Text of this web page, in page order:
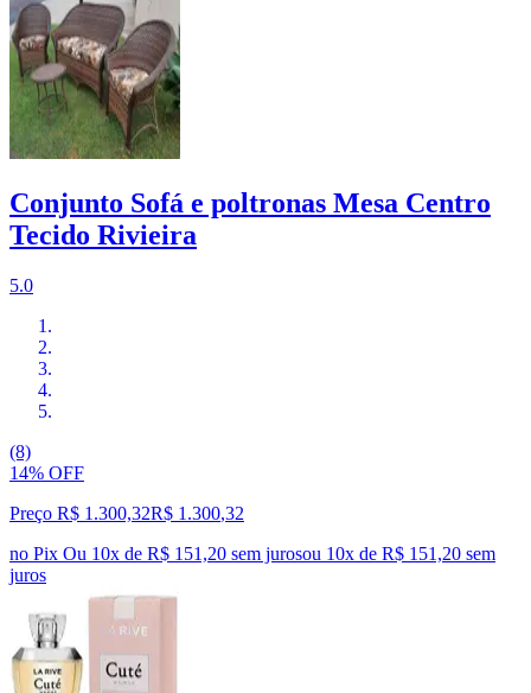
Conjunto Sofá e poltronas Mesa Centro
Tecido Rivieira
5.0
(8)
14% OFF
Preço R$ 1.300,32R$ 1.300,32
no Pix Ou 10x de R$ 151,20 sem jurosou 10x de R$ 151,20 sem
juros